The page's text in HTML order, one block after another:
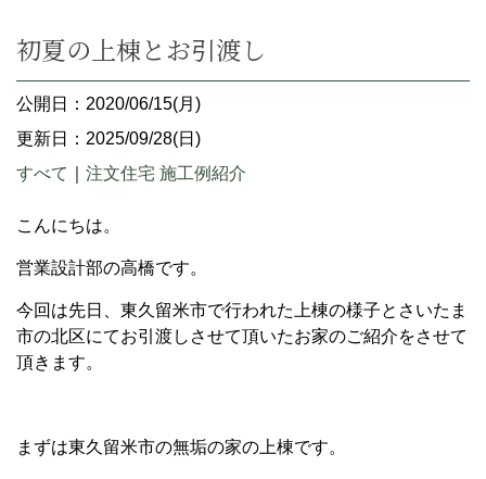
初夏の上棟とお引渡し
公開日：2020/06/15(月)
更新日：2025/09/28(日)
すべて
注文住宅 施工例紹介
こんにちは。
営業設計部の高橋です。
今回は先日、東久留米市で行われた上棟の様子とさいたま
市の北区にてお引渡しさせて頂いたお家のご紹介をさせて
頂きます。
まずは東久留米市の無垢の家の上棟です。